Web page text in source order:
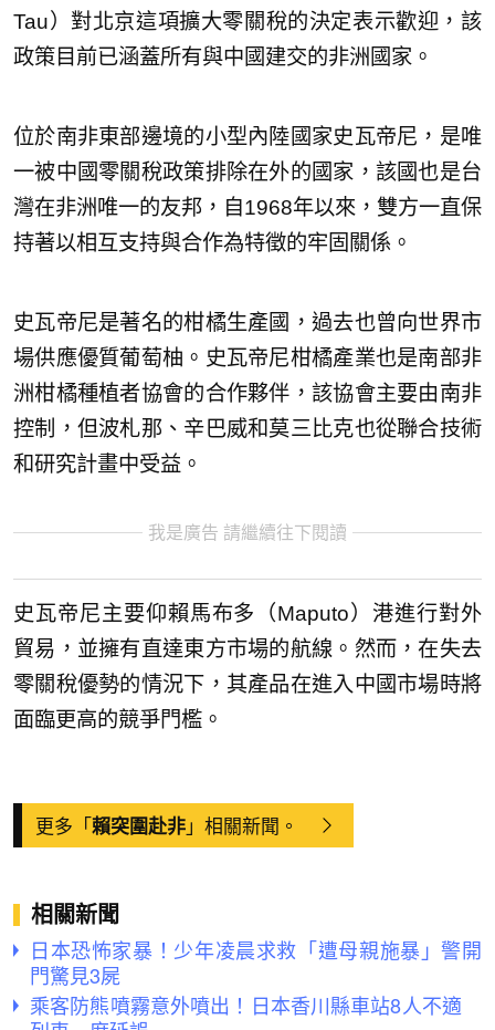
Tau）對北京這項擴大零關稅的決定表示歡迎，該
政策目前已涵蓋所有與中國建交的非洲國家。
位於南非東部邊境的小型內陸國家史瓦帝尼，是唯
一被中國零關稅政策排除在外的國家，該國也是台
灣在非洲唯一的友邦，自1968年以來，雙方一直保
持著以相互支持與合作為特徵的牢固關係。
史瓦帝尼是著名的柑橘生產國，過去也曾向世界市
場供應優質葡萄柚。史瓦帝尼柑橘產業也是南部非
洲柑橘種植者協會的合作夥伴，該協會主要由南非
控制，但波札那、辛巴威和莫三比克也從聯合技術
和研究計畫中受益。
我是廣告 請繼續往下閱讀
史瓦帝尼主要仰賴馬布多（Maputo）港進行對外
貿易，並擁有直達東方市場的航線。然而，在失去
零關稅優勢的情況下，其產品在進入中國市場時將
面臨更高的競爭門檻。
更多「賴突圍赴非」相關新聞。
相關新聞
日本恐怖家暴！少年凌晨求救「遭母親施暴」警開
門驚見3屍
乘客防熊噴霧意外噴出！日本香川縣車站8人不適